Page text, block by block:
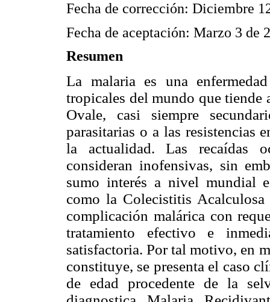
Fecha de corrección: Diciembre
Fecha de aceptación: Marzo 3 de
Resumen
La malaria es una
tropicales del mundo que tiende
Ovale, casi siempre
parasitarias o a las resistencias
la actualidad. Las recaídas
consideran inofensivas, sin
sumo interés a nivel mundial
como la Colecistitis
complicación malárica con
tratamiento efectivo e
satisfactoria. Por tal motivo, en
constituye, se presenta el caso
de edad procedente de la